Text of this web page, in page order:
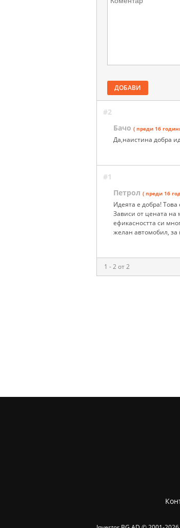
ДОБАВИ
#2
Бачо ( преди 16
Да,наистина добра
#1
Петрол ( преди 16
Идеята е добра!
Зависи от цената
ефикасността си
желан автомобил, за
1 - 2 от 2